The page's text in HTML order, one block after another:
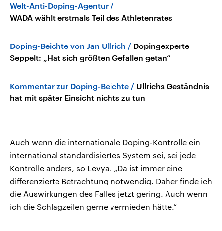
Welt-Anti-Doping-Agentur
WADA wählt erstmals Teil des Athletenrates
Doping-Beichte von Jan Ullrich
Dopingexperte
Seppelt: „Hat sich größten Gefallen getan“
Kommentar zur Doping-Beichte
Ullrichs Geständnis
hat mit später Einsicht nichts zu tun
Auch wenn die internationale Doping-Kontrolle ein
international standardisiertes System sei, sei jede
Kontrolle anders, so Levya. „Da ist immer eine
differenzierte Betrachtung notwendig. Daher finde ich
die Auswirkungen des Falles jetzt gering. Auch wenn
ich die Schlagzeilen gerne vermieden hätte.“